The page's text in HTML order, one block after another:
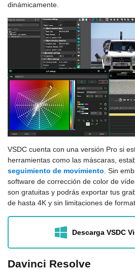
dinámicamente.
VSDC cuenta con una versión Pro si
herramientas como las máscaras,
seguimiento de movimiento . Sin
software de corrección de color de
son gratuitas y podrás exportar tus
de hasta 4K y sin limitaciones de
Descarga VSDC
Davinci Resolve